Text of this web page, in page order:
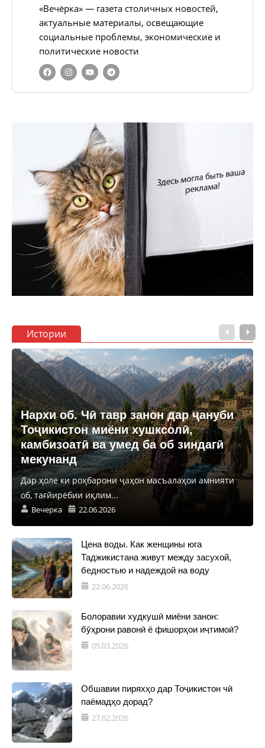
«Вечёрка» — газета столичных новостей,
актуальные материалы, освещающие
социальные проблемы, экономические и
политические новости
Истории
Нархи об. Чӣ тавр занон дар ҷануби
Тоҷикистон миёни хушксолӣ,
камбизоатӣ ва умед ба об зиндагӣ
мекунанд
Дар ҳоле ки роҳбарони ҷаҳон масъалаҳои амнияти
об, тағйирёбии иқлим...
Вечерка 22.06.2026
Цена воды. Как женщины юга
Таджикистана живут между засухой,
бедностью и надеждой на воду
22.06.2026
Болоравии худкушӣ миёни занон:
бӯҳрони равонӣ ё фишорҳои иҷтимоӣ?
05.03.2026
Обшавии пиряхҳо дар Тоҷикистон чӣ
паёмадҳо дорад?
27.02.2026